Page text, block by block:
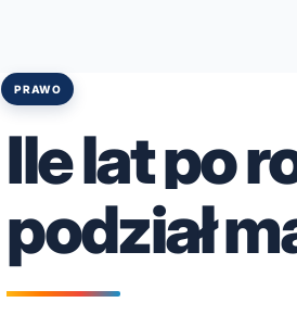
Posted
PRAWO
Ile lat po
podział